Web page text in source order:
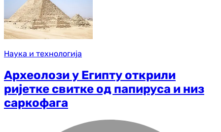
Наука и технологија
Археолози у Египту открили
ријетке свитке од папируса и низ
саркофага